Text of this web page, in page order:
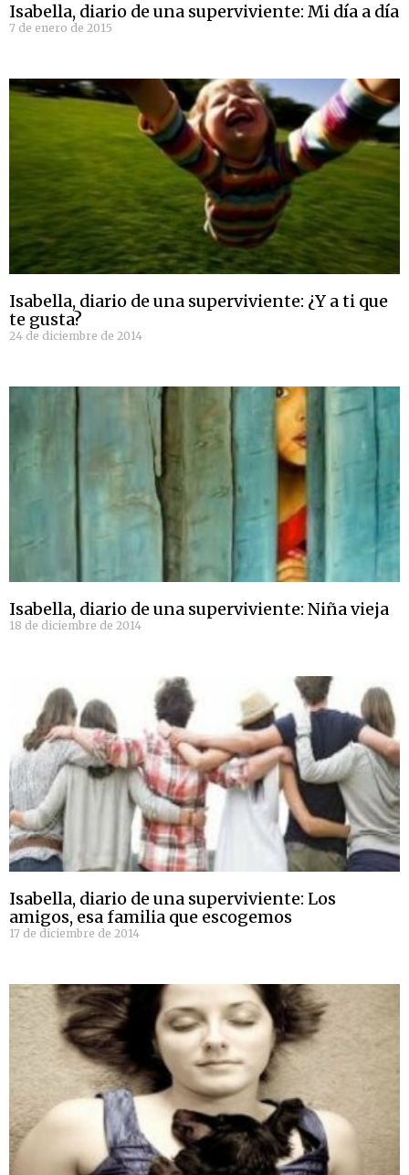
Isabella, diario de una superviviente: Mi día a día
7 de enero de 2015
Isabella, diario de una superviviente: ¿Y a ti que
te gusta?
24 de diciembre de 2014
Isabella, diario de una superviviente: Niña vieja
18 de diciembre de 2014
Isabella, diario de una superviviente: Los
amigos, esa familia que escogemos
17 de diciembre de 2014